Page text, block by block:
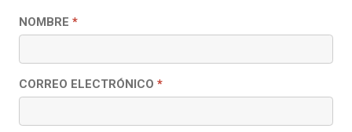
NOMBRE *
CORREO ELECTRÓNICO *